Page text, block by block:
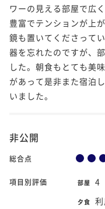
ワーの見える部屋で広
豊富でテンションが上
鏡も置いてくださって
器を忘れたのですが、
した。朝食もとても美
があって是非また宿泊
いました。
非公開
総合点
項目別評価 部屋 4
夕食